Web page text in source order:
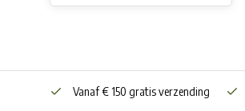
Vanaf € 150 gratis verzending